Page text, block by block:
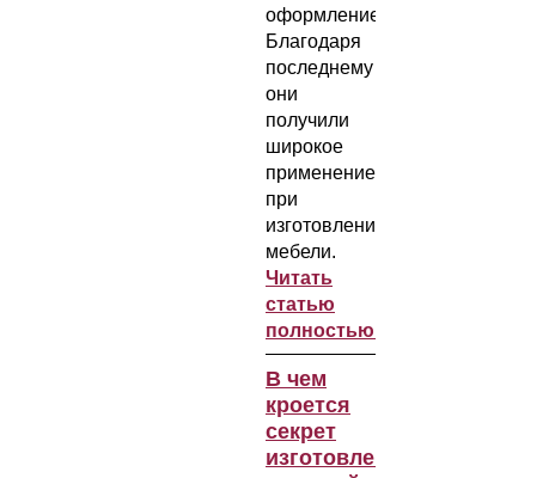
оформление.
Благодаря
последнему
они
получили
широкое
применение
при
изготовлении
мебели.
Читать
статью
полностью...
В чем
кроется
секрет
изготовления